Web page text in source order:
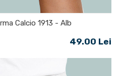
Calcio 1913 - Alb
49.00 Lei